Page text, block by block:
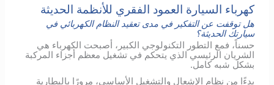
كهرباء السيارة العمود الفقري للأنظمة الحديثة
هل توقفت عن التفكير في مدى تعقيد النظام الكهربائي في
سيارتك الحديثة؟
حسناً، فمع التطور التكنولوجي الكبير، أصبحت الكهرباء هي
الشريان الرئيسي الذي يتحكم في تشغيل معظم أجزاء المركبة
بشكل شبه كامل.
بدءًا من نظام الإشعال والتشغيل الأساسي، مرورًا بالبطارية